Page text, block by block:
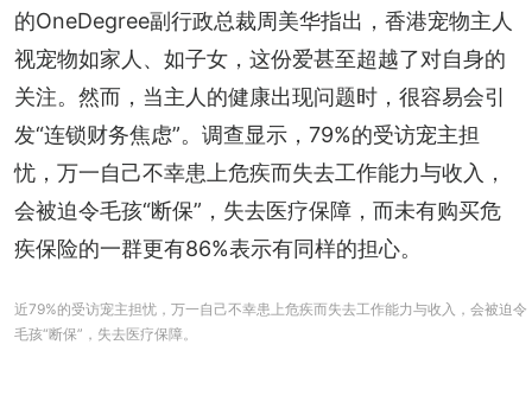
的OneDegree副行政总裁周美华指出，香港宠物主人
视宠物如家人、如子女，这份爱甚至超越了对自身的
关注。然而，当主人的健康出现问题时，很容易会引
发“连锁财务焦虑”。调查显示，79%的受访宠主担
忧，万一自己不幸患上危疾而失去工作能力与收入，
会被迫令毛孩“断保”，失去医疗保障，而未有购买危
疾保险的一群更有86%表示有同样的担心。
近79%的受访宠主担忧，万一自己不幸患上危疾而失去工作能力与收入，会被迫令
毛孩“断保”，失去医疗保障。